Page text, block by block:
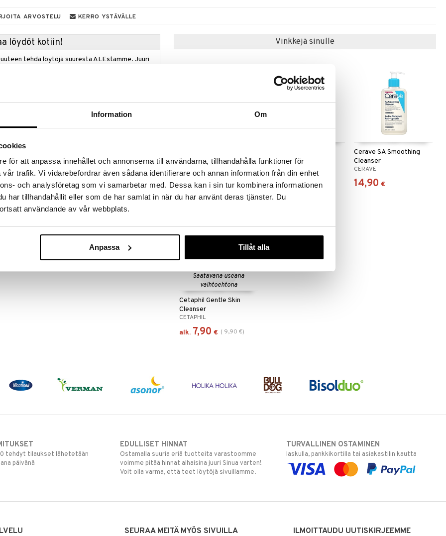
Information Om
för att anpassa innehållet och annonserna till användarna, tillhandahålla funktioner för
trafik. Vi vidarebefordrar även sådana identifierare och annan information från din enhet
och analysföretag som vi samarbetar med. Dessa kan i sin tur kombinera informationen
har tillhandahållit eller som de har samlat in när du har använt deras tjänster. Du
användande av vår webbplats.
Anpassa Tillåt alla
ARVOSTELU KERRO YSTÄVÄLLE
löydöt kotiin!
tehdä löytöjä suuresta ALEstamme. Juuri
ale-löydöt »
on kasvojen puhdistusaine, jolla on kuoriva
voi käyttää päivittäin. Bambu-uute toimii
Tuote on dermatologisesti testattu.
Cocoamphodiacetate, Glycerin, Coco-
Crosspolymer, Bambusa Arundinacea
Vinkkejä sinulle
Saatavana useana
Cream
CERAVE
alk. 8,48 €
Foot Cream
CERAVE
10,91 €
Cerave SA Smoothing
Cleanser
CERAVE
14,90 €
Saatavana useana
vaihtoehtona
Cetaphil Gentle Skin
Cleanser
CETAPHIL
alk. 7,90 € ( 9,90 €)
tehdyt tilaukset lähetetään
päivänä
EDULLISET HINNAT
Ostamalla suuria eriä tuotteita varastoomme
voimme pitää hinnat alhaisina juuri Sinua varten!
Voit olla varma, että teet löytöjä sivuillamme.
TURVALLINEN OSTAMINEN
laskulla, pankkikortilla tai asiakastilin kautta
SEURAA MEITÄ MYÖS SIVUILLA ILMOITTAUDU UUTISKIRJEEMME